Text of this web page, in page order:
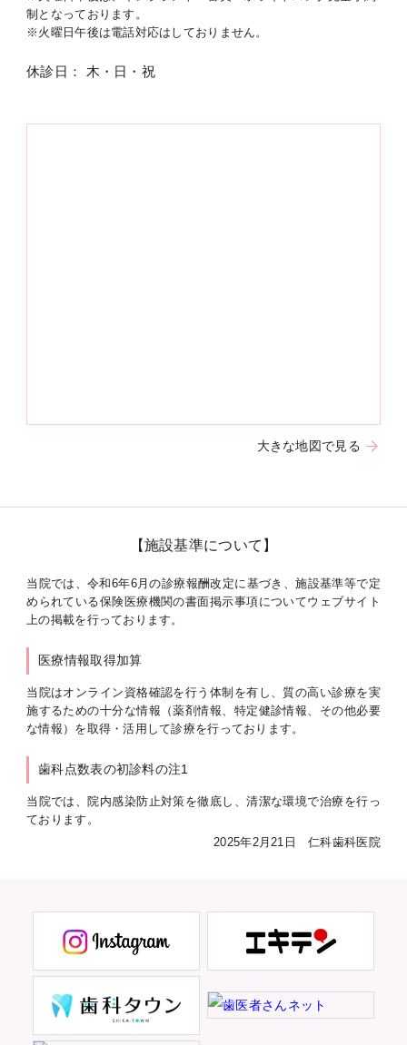
制となっております。
※火曜日午後は電話対応はしておりません。
休診日： 木・日・祝
大きな地図で見る
【施設基準について】
当院では、令和6年6月の診療報酬改定に基づき、施設基準等で定
められている保険医療機関の書面掲示事項についてウェブサイト
上の掲載を行っております。
医療情報取得加算
当院はオンライン資格確認を行う体制を有し、質の高い診療を実
施するための十分な情報（薬剤情報、特定健診情報、その他必要
な情報）を取得・活用して診療を行っております。
歯科点数表の初診料の注1
当院では、院内感染防止対策を徹底し、清潔な環境で治療を行っ
ております。
2025年2月21日 仁科歯科医院